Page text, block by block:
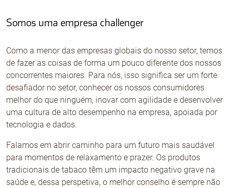
Não Contrabando
Somos uma empresa challenger
Como a menor das empresas globais do nosso setor, temos
de fazer as coisas de forma um pouco diferente dos nossos
concorrentes maiores. Para nós, isso significa ser um forte
desafiador no setor, conhecer os nossos consumidores
melhor do que ninguém, inovar com agilidade e desenvolver
uma cultura de alto desempenho na empresa, apoiada por
tecnologia e dados.
Falamos em abrir caminho para um futuro mais saudável
para momentos de relaxamento e prazer. Os produtos
tradicionais de tabaco têm um impacto negativo grave na
saúde e, dessa perspetiva, o melhor conselho é sempre não